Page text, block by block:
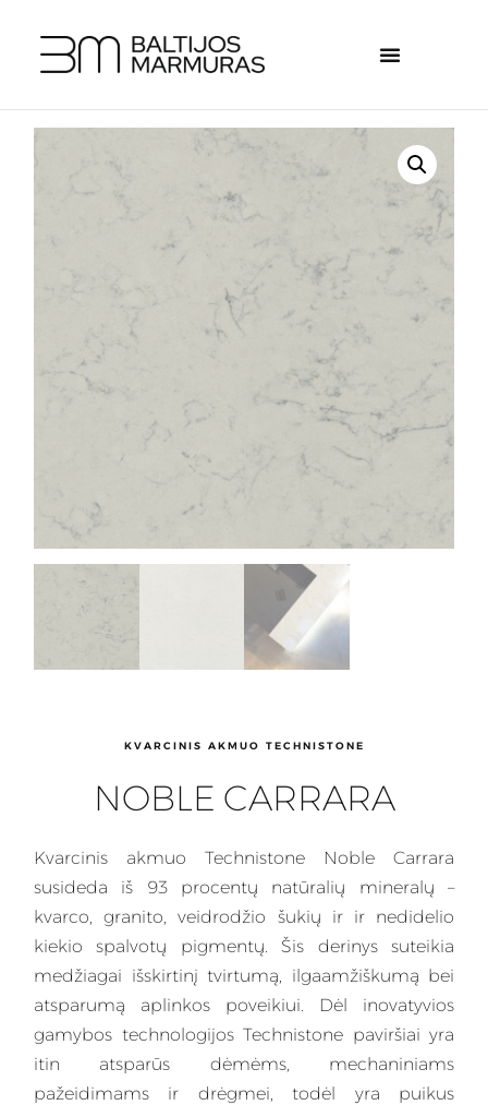
KVARCINIS AKMUO TECHNISTONE
NOBLE CARRARA
Kvarcinis akmuo Technistone Noble Carrara
susideda iš 93 procentų natūralių mineralų –
kvarco, granito, veidrodžio šukių ir ir nedidelio
kiekio spalvotų pigmentų. Šis derinyssuteikia
medžiagai išskirtinį tvirtumą, ilgaamžiškumą bei
atsparumą aplinkos poveikiui. Dėl inovatyvios
gamybos technologijos Technistone paviršiai yra
itin atsparūs dėmėms, mechaniniams
pažeidimams ir drėgmei, todėl yra puikus